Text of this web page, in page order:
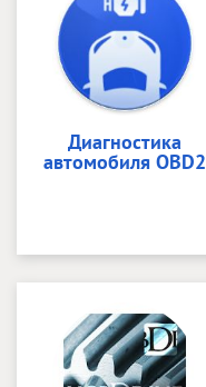
Диагностика
автомобиля OBD2